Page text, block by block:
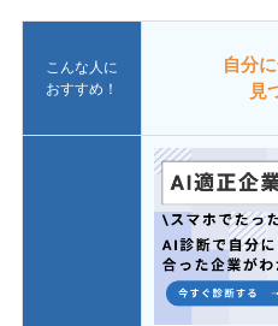
こんな人に
おすすめ！
自分
見